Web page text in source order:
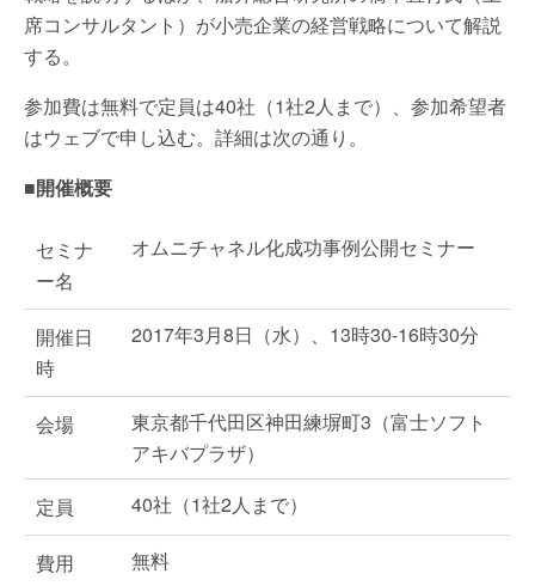
席コンサルタント）が小売企業の経営戦略について解説
する。
参加費は無料で定員は40社（1社2人まで）、参加希望者
はウェブで申し込む。詳細は次の通り。
■開催概要
セミナ
ー名
オムニチャネル化成功事例公開セミナー
開催日
時
2017年3月8日（水）、13時30-16時30分
会場
東京都千代田区神田練塀町3（富士ソフト
アキバプラザ）
定員
40社（1社2人まで）
費用 無料